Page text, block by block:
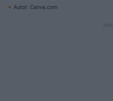
Autor: Canva.com